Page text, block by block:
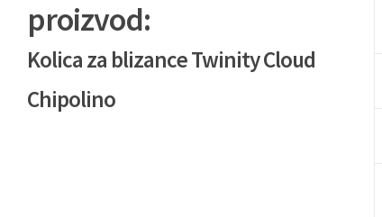
proizvod:
Kolica za blizance Twinity Cloud
Chipolino